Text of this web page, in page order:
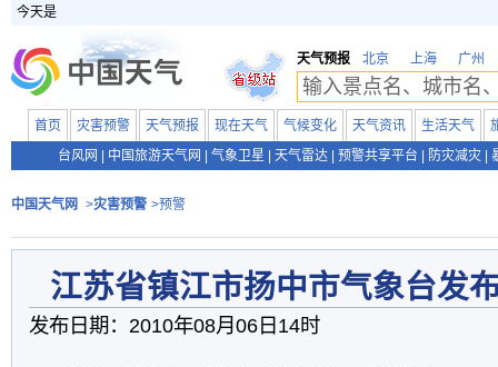
今天是
天气预报 北京 上海 广州
首页 灾害预警 天气预报 现在天气 气候变化 天气资讯 生活天气
台风网
中国旅游天气网 气象卫星 天气雷达 预警共享平台 防灾减灾
中国天气网 >灾害预警 >预警
江苏省镇江市扬中市气象台发
发布日期：2010年08月06日14时